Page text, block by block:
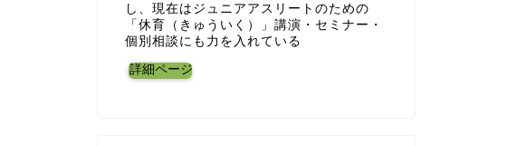
し、現在はジュニアアスリートのための
「休育（きゅういく）」講演・セミナー・
個別相談にも力を入れている
詳細ページ